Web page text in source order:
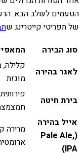
הטעמים לשלב הבא.
של תפריטי קייטרינג ש
סוג הבירה
לאגר בהירה
קלילה,
מוגזת
בירת חיטה
אייל בהירה
(Pale Ale,
IPA)
מרירה